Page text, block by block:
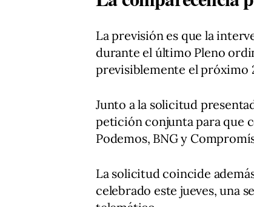
La previsión es que la
durante el último Pleno
previsiblemente el próximo
Junto a la solicitud
petición conjunta para que
Podemos, BNG y
La solicitud coincide
celebrado este jueves, una